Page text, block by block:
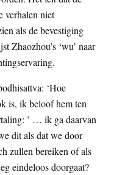
verhalen niet
als de bevestiging
Zhaozhou’s ‘wu’ naar
‘Hoe
is, ik beloof hem ten
’ … ik ga daarvan
dit als dat we door
zullen bereiken of als
eindeloos doorgaat?